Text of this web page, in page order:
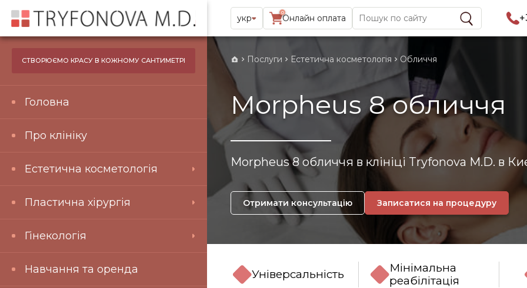
укр
0
Онлайн оплата Найти:
СТВОРЮЄМО КРАСУ В КОЖНОМУ САНТИМЕТРІ
Головна
Про клініку
Естетична косметологія
Пластична хірургія
Гінекологія
Навчання та оренда
Послуги Естетична косметологія Обличчя
Morpheus 8 обличчя
Morpheus 8 обличчя в клініці Tryfonova M.D. в
Отримати консультацію Записатися на процедуру
Універсальність
Мінімальна
реабілітація